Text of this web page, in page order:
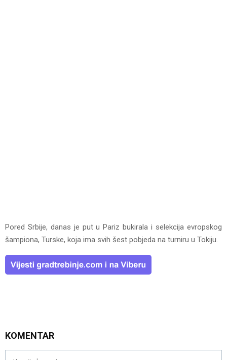
Pored Srbije, danas je put u Pariz bukirala i selekcija evropskog
šampiona, Turske, koja ima svih šest pobjeda na turniru u Tokiju.
KOMENTAR